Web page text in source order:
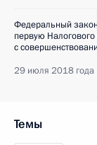
Федеральный
первую
с
29 июля 2018 года
Темы